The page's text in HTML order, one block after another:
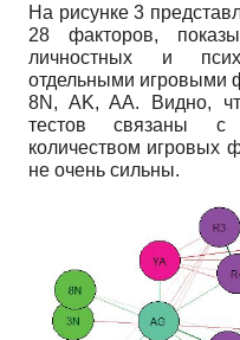
На рисунке 3
28 факторов,
личностных и
отдельными игровыми
8N, AK, AA. Видно,
тестов связаны с
количеством игровых
не очень сильны.